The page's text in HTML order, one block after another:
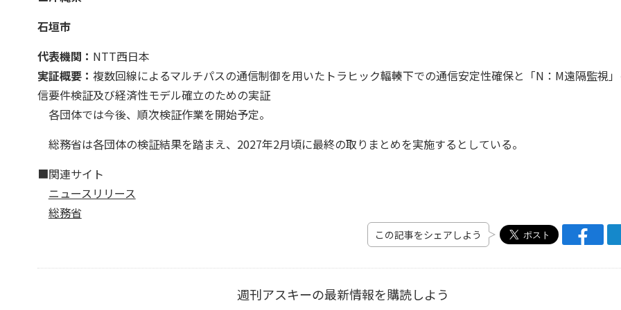
石垣市
代表機関： NTT西日本
実証概要： 複数回線によるマルチパスの通信制御を用いたトラヒック輻輳下での通信安定性確保と「N：M遠隔監視
信要件検証及び経済性モデル確立のための実証
各団体では今後、順次検証作業を開始予定。
総務省は各団体の検証結果を踏まえ、2027年2月頃に最終の取りまとめを実施するとしている。
■関連サイト
ニュースリリース
総務省
この記事をシェアしよう
週刊アスキーの最新情報を購読しよう